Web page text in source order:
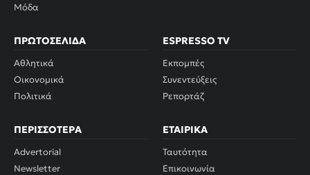
Μόδα
ΠΡΩΤΟΣΈΛΙΔΑ
Αθλητικά
Οικονομικά
Πολιτικά
ESPRESSO TV
Εκπομπές
Συνεντεύξεις
Ρεπορτάζ
ΠΕΡΙΣΣΌΤΕΡΑ
Advertorial
Newsletter
ΕΤΑΙΡΙΚΆ
Ταυτότητα
Επικοινωνία